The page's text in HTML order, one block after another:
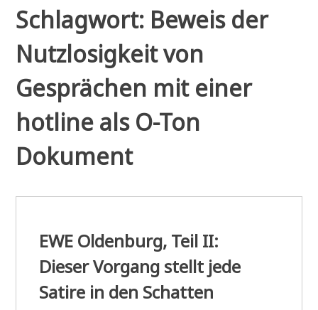
Schlagwort: Beweis der
Nutzlosigkeit von
Gesprächen mit einer
hotline als O-Ton
Dokument
EWE Oldenburg, Teil II:
Dieser Vorgang stellt jede
Satire in den Schatten